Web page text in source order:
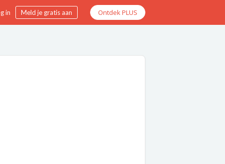
in Meld je gratis aan Ontdek PLUS